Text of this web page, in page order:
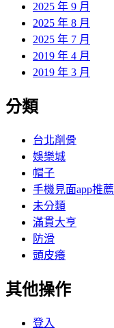
2025 年 9 月
2025 年 8 月
2025 年 7 月
2019 年 4 月
2019 年 3 月
分類
台北削骨
娛樂城
帽子
手機見面app推薦
未分類
滿貫大亨
防滑
頭皮癢
其他操作
登入